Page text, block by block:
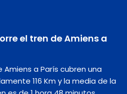
el tren de Amiens a
Amiens a París cubren una
116 Km y la media de la